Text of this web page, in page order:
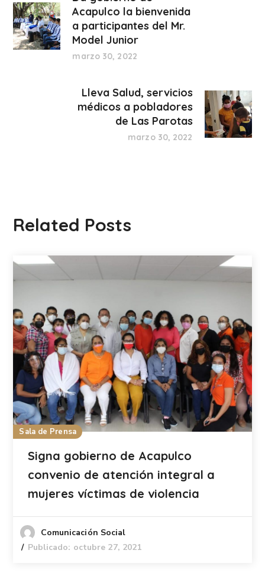
Acapulco la bienvenida
a participantes del Mr.
Model Junior
marzo 30, 2022
Lleva Salud, servicios
médicos a pobladores
de Las Parotas
marzo 30, 2022
Related Posts
Sala de Prensa
Signa gobierno de Acapulco
convenio de atención integral a
mujeres víctimas de violencia
Comunicación Social
Publicado: octubre 27, 2021